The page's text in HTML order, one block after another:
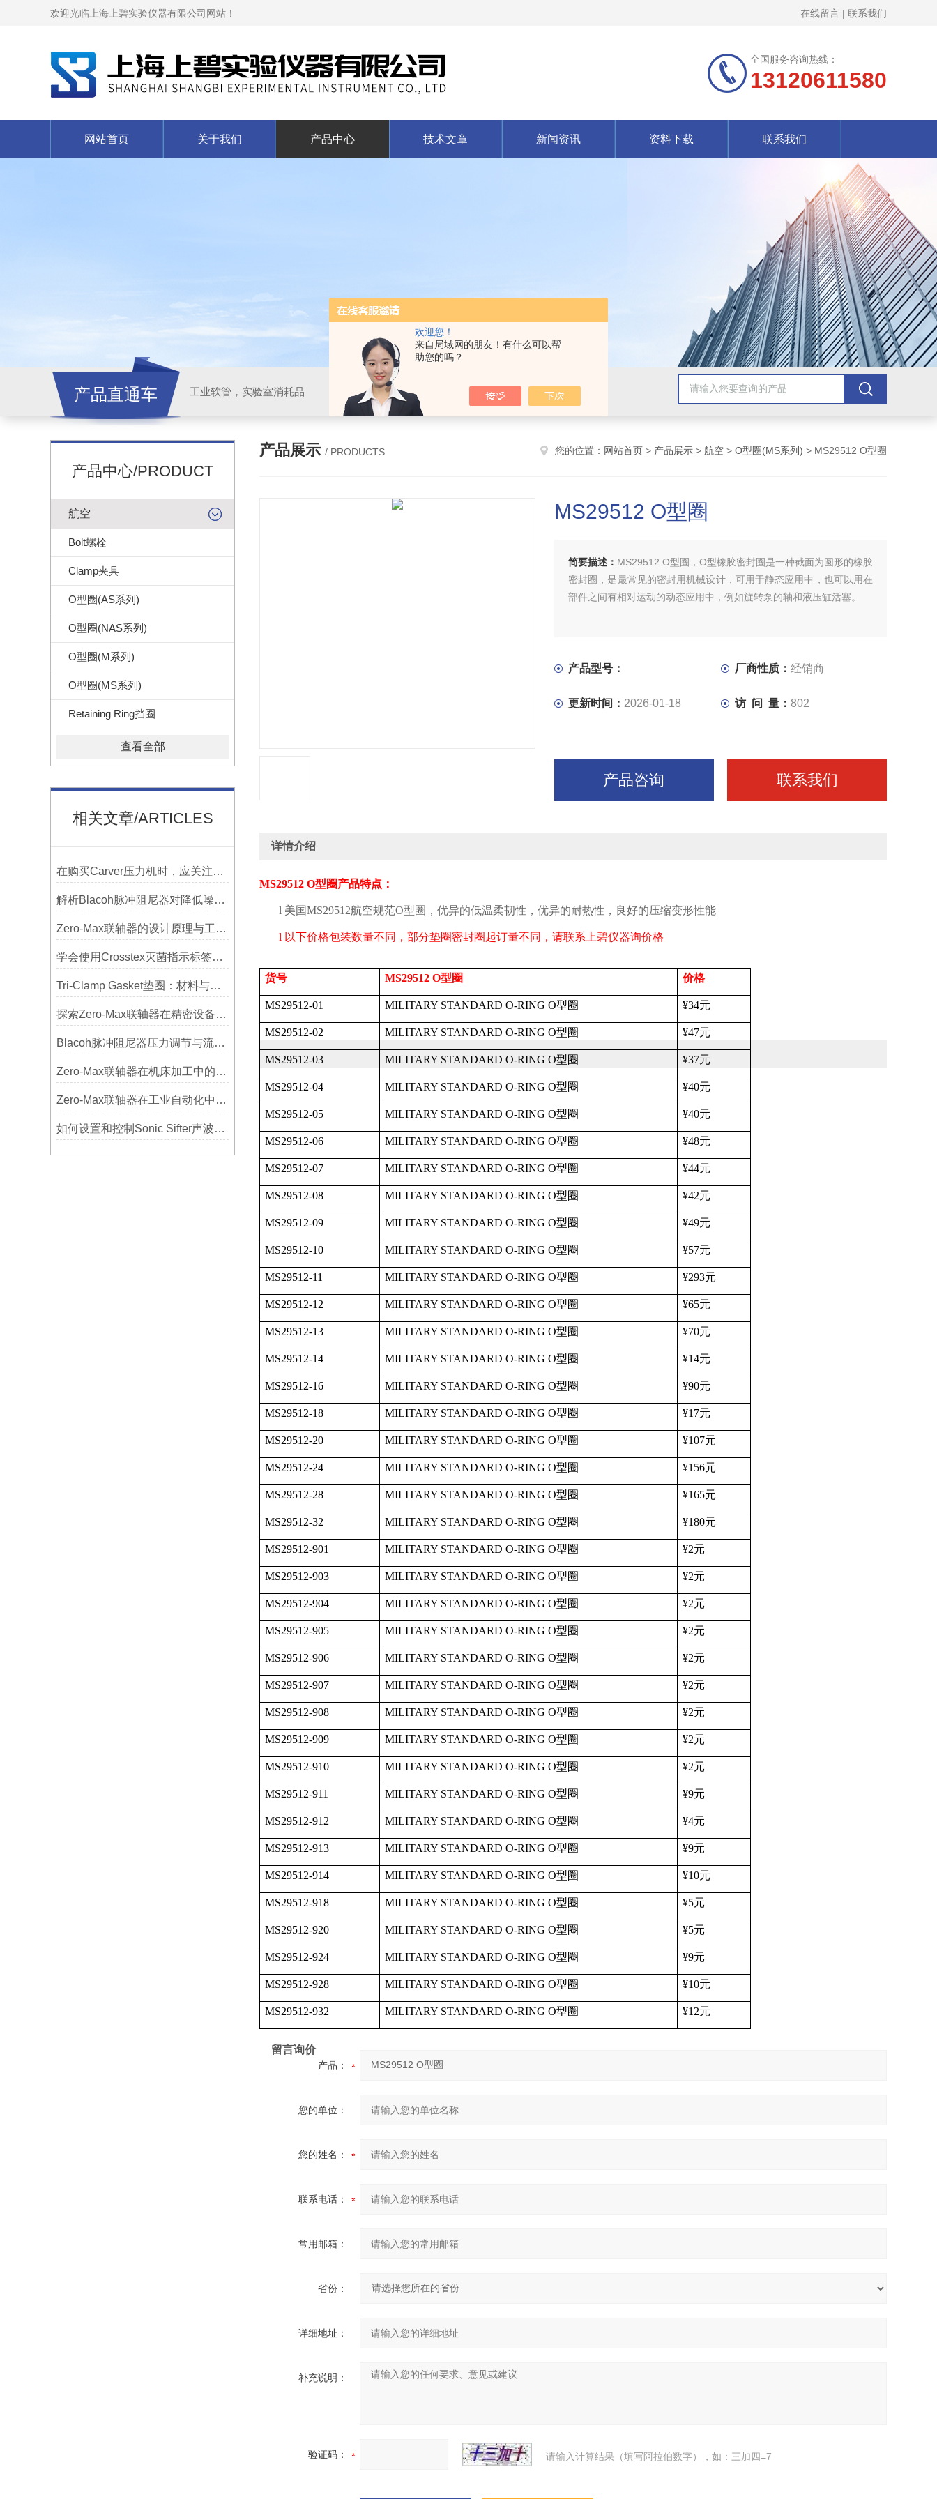
欢迎您！
来自局域网的朋友！有什么可以帮
助您的吗？
欢迎光临上海上碧实验仪器有限公司网站！ 在线留言 | 联系我们
全国服务咨询热线：
13120611580
网站首页 关于我们 产品中心 技术文章 新闻资讯 资料下载 联系我们
产品直通车 工业软管，实验室消耗品
产品中心/PRODUCT
航空
Bolt螺栓
Clamp夹具
O型圈(AS系列)
O型圈(NAS系列)
O型圈(M系列)
O型圈(MS系列)
Retaining Ring挡圈
查看全部
相关文章/ARTICLES
在购买Carver压力机时，应关注哪些性能指标？
解析Blacoh脉冲阻尼器对降低噪音的显著作用
Zero-Max联轴器的设计原理与工艺流程解析
学会使用Crosstex灭菌指示标签提高无菌保证水平
Tri-Clamp Gasket垫圈：材料与应用的全面指南
探索Zero-Max联轴器在精密设备中的优势
Blacoh脉冲阻尼器压力调节与流量匹配技巧
Zero-Max联轴器在机床加工中的应用及精度保证方法
Zero-Max联轴器在工业自动化中的关键作用
如何设置和控制Sonic Sifter声波振动筛的振动频率和振幅？
产品展示 / PRODUCTS 您的位置： 网站首页 > 产品展示 > 航空 > O型圈(MS系列) > MS29512 O型圈
MS29512 O型圈
简要描述： MS29512 O型圈，O型橡胶密封圈是一种截面为圆形的橡胶
密封圈，是最常见的密封用机械设计，可用于静态应用中，也可以用在
部件之间有相对运动的动态应用中，例如旋转泵的轴和液压缸活塞。
产品型号： 厂商性质： 经销商
更新时间： 2026-01-18 访 问 量： 802
产品咨询 联系我们
详情介绍
MS29512 O型圈产品特点：
l 美国MS29512航空规范O型圈，优异的低温柔韧性，优异的耐热性，良好的压缩变形性能
l 以下价格包装数量不同，部分垫圈密封圈起订量不同，请联系上碧仪器询价格
货号 MS29512 O型圈 价格
MS29512-01 MILITARY STANDARD O-RING O型圈 ¥34元
MS29512-02 MILITARY STANDARD O-RING O型圈 ¥47元
MS29512-03 MILITARY STANDARD O-RING O型圈 ¥37元
MS29512-04 MILITARY STANDARD O-RING O型圈 ¥40元
MS29512-05 MILITARY STANDARD O-RING O型圈 ¥40元
MS29512-06 MILITARY STANDARD O-RING O型圈 ¥48元
MS29512-07 MILITARY STANDARD O-RING O型圈 ¥44元
MS29512-08 MILITARY STANDARD O-RING O型圈 ¥42元
MS29512-09 MILITARY STANDARD O-RING O型圈 ¥49元
MS29512-10 MILITARY STANDARD O-RING O型圈 ¥57元
MS29512-11 MILITARY STANDARD O-RING O型圈 ¥293元
MS29512-12 MILITARY STANDARD O-RING O型圈 ¥65元
MS29512-13 MILITARY STANDARD O-RING O型圈 ¥70元
MS29512-14 MILITARY STANDARD O-RING O型圈 ¥14元
MS29512-16 MILITARY STANDARD O-RING O型圈 ¥90元
MS29512-18 MILITARY STANDARD O-RING O型圈 ¥17元
MS29512-20 MILITARY STANDARD O-RING O型圈 ¥107元
MS29512-24 MILITARY STANDARD O-RING O型圈 ¥156元
MS29512-28 MILITARY STANDARD O-RING O型圈 ¥165元
MS29512-32 MILITARY STANDARD O-RING O型圈 ¥180元
MS29512-901 MILITARY STANDARD O-RING O型圈 ¥2元
MS29512-903 MILITARY STANDARD O-RING O型圈 ¥2元
MS29512-904 MILITARY STANDARD O-RING O型圈 ¥2元
MS29512-905 MILITARY STANDARD O-RING O型圈 ¥2元
MS29512-906 MILITARY STANDARD O-RING O型圈 ¥2元
MS29512-907 MILITARY STANDARD O-RING O型圈 ¥2元
MS29512-908 MILITARY STANDARD O-RING O型圈 ¥2元
MS29512-909 MILITARY STANDARD O-RING O型圈 ¥2元
MS29512-910 MILITARY STANDARD O-RING O型圈 ¥2元
MS29512-911 MILITARY STANDARD O-RING O型圈 ¥9元
MS29512-912 MILITARY STANDARD O-RING O型圈 ¥4元
MS29512-913 MILITARY STANDARD O-RING O型圈 ¥9元
MS29512-914 MILITARY STANDARD O-RING O型圈 ¥10元
MS29512-918 MILITARY STANDARD O-RING O型圈 ¥5元
MS29512-920 MILITARY STANDARD O-RING O型圈 ¥5元
MS29512-924 MILITARY STANDARD O-RING O型圈 ¥9元
MS29512-928 MILITARY STANDARD O-RING O型圈 ¥10元
MS29512-932 MILITARY STANDARD O-RING O型圈 ¥12元
留言询价
产品：
您的单位：
您的姓名：
联系电话：
常用邮箱：
省份：
详细地址：
补充说明：
验证码： 请输入计算结果（填写阿拉伯数字），如：三加四=7